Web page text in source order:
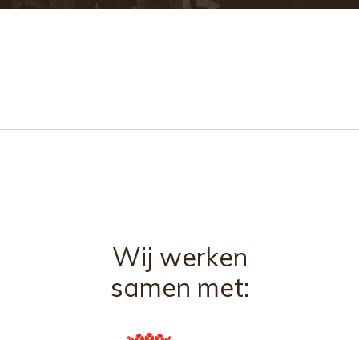
Wij werken
samen met: